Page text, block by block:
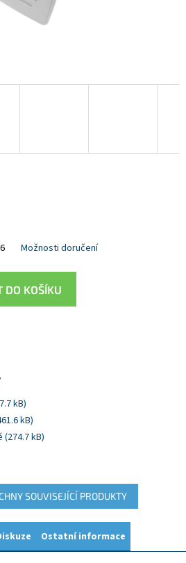
Možnosti doručení
DO KOŠÍKU
kB)
kB)
kB)
SOUVISEJÍCÍ PRODUKTY
Ostatní informace